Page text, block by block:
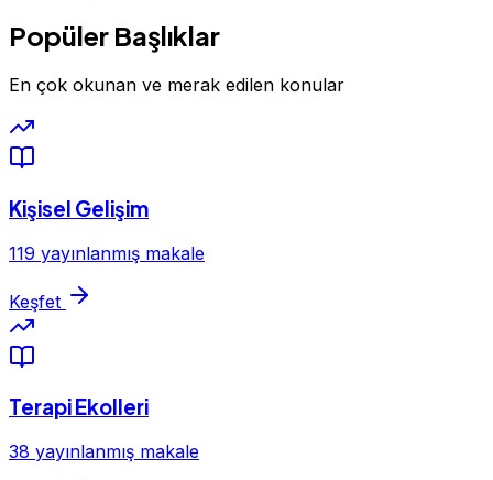
Popüler Başlıklar
En çok okunan ve merak edilen konular
Kişisel Gelişim
119 yayınlanmış makale
Keşfet
Terapi Ekolleri
38 yayınlanmış makale